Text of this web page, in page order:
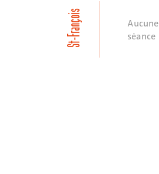
St-François
Aucune
séance